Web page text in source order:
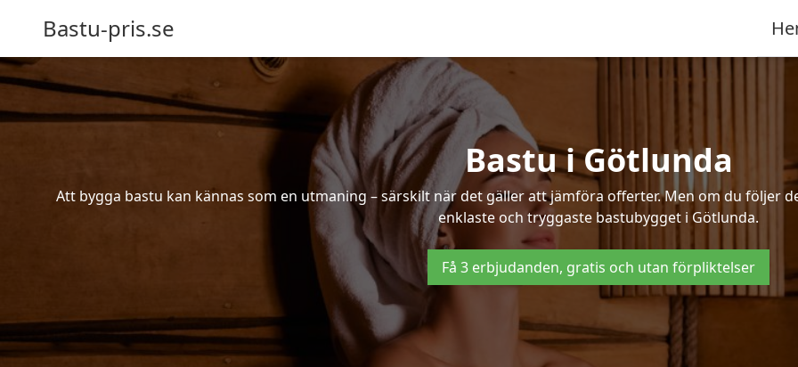
Bastu-pris.se
Bastu i Götlunda
Att bygga bastu kan kännas som en utmaning – särskilt när det gäller att jämföra offerter. Men om du följer
enklaste och tryggaste bastubygget i Götlunda.
Få 3 erbjudanden, gratis och utan förpliktelser